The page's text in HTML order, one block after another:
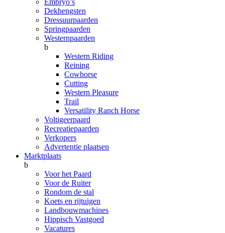
Embryo’s
Dekhengsten
Dressuurpaarden
Springpaarden
Westernpaarden
b
Western Riding
Reining
Cowhorse
Cutting
Western Pleasure
Trail
Versatility Ranch Horse
Voltigeerpaard
Recreatiepaarden
Verkopers
Advertentie plaatsen
Marktplaats
b
Voor het Paard
Voor de Ruiter
Rondom de stal
Koets en rijtuigen
Landbouwmachines
Hippisch Vastgoed
Vacatures